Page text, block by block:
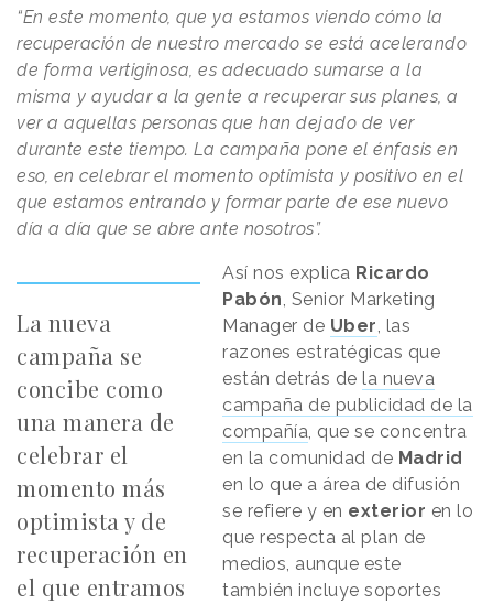
“En este momento, que ya estamos viendo cómo la
recuperación de nuestro mercado se está acelerando
de forma vertiginosa, es adecuado sumarse a la
misma y ayudar a la gente a recuperar sus planes, a
ver a aquellas personas que han dejado de ver
durante este tiempo. La campaña pone el énfasis en
eso, en celebrar el momento optimista y positivo en el
que estamos entrando y formar parte de ese nuevo
día a día que se abre ante nosotros”.
La nueva
campaña se
concibe como
una manera de
celebrar el
momento más
optimista y de
recuperación en
el que entramos
Así nos explica Ricardo
Pabón, Senior Marketing
Manager de Uber, las
razones estratégicas que
están detrás de la nueva
campaña de publicidad de la
compañía, que se concentra
en la comunidad de Madrid
en lo que a área de difusión
se refiere y en exterior en lo
que respecta al plan de
medios, aunque este
también incluye soportes